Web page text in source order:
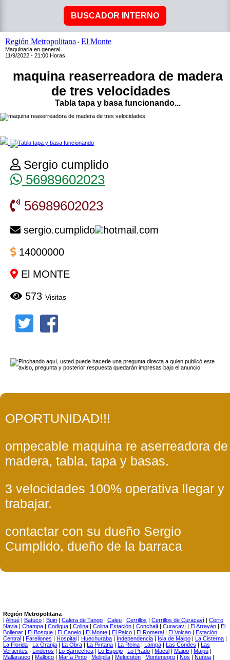
Región Metropolitana - El Monte
Maquinaria en general
11/9/2022 - 21:00 Horas.
maquina reaserreadora de madera
de tres velocidades
Tabla tapa y basa funcionando...
Sergio cumplido
56989602023
56989602023
sergio.cumplido
hotmail.com
14000000
El MONTE
573 Visitas
OPORTUNIDAD!!!
ompecable maquina re aserreadora de
madera, tabla, tapa y basas.
3 velocidades 100% operativa llegar y
trabajar.
contactar con su dueño Sergio
Cumplido, dueño de la barraca
Región Metropolitana
| Alhué | Batuco | Buin | Calera de Tango | Caleu | Cerrillos | Cerrillos de Curacaví | Cerro
Navia | Champa | Codigua | Colina | Colina Estación | Conchalí | Curacaví | El Arrayán | El
Bollenar | El Bosque | El Canelo | El Monte | El Paico | El Romeral | El Volcán | Estación
Central | Farellones | Hospital | Huechuraba | Independencia | Isla de Maipo | La Cisterna |
La Florida | La Granja | La Obra | La Pintana | La Reina | Lampa | Las Condes | Las
Vertientes | Linderos | Lo Barnechea | Lo Espejo | Lo Prado | Macul | Maipo | Maipú |
Mallarauco | Malloco | María Pinto | Melipilla | Melocotón | Montenegro | Nos | Ñuñoa |